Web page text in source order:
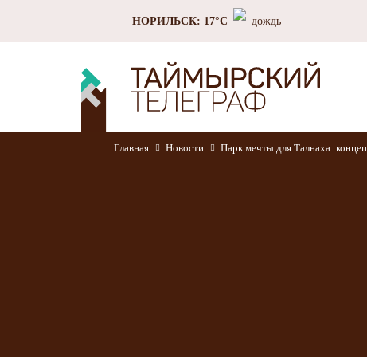
НОРИЛЬСК: 17°C дождь
Главная Новости Парк мечты для Талнаха: